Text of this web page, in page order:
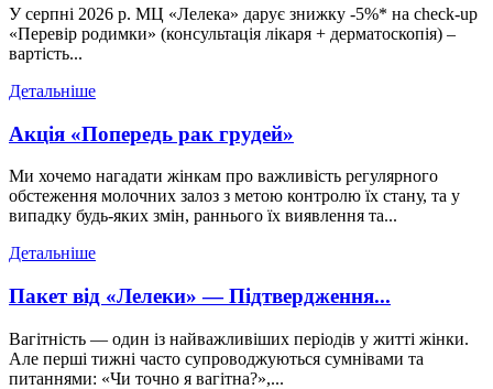
У серпні 2026 р. МЦ «Лелека» дарує знижку -5%* на check-up
«Перевір родимки» (консультація лікаря + дерматоскопія) –
вартість...
Детальніше
Акція «Попередь рак грудей»
Ми хочемо нагадати жінкам про важливість регулярного
обстеження молочних залоз з метою контролю їх стану, та у
випадку будь-яких змін, раннього їх виявлення та...
Детальніше
Пакет від «Лелеки» — Підтвердження...
Вагітність — один із найважливіших періодів у житті жінки.
Але перші тижні часто супроводжуються сумнівами та
питаннями: «Чи точно я вагітна?»,...